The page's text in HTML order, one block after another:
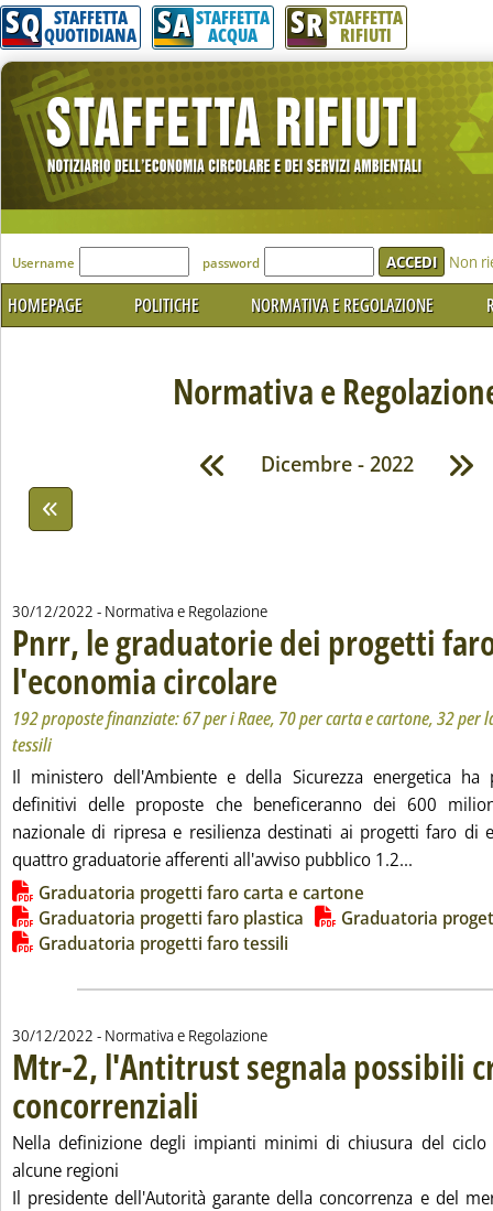
SQ STAFFETTA
QUOTIDIANA SA STAFFETTA
ACQUA SR STAFFETTA
RIFIUTI
'Modulo Login per accedere'
Username password Non
HOMEPAGE POLITICHE NORMATIVA E REGOLAZIONE
Normativa e
Dicembre - 2022
30/12/2022 - Normativa e Regolazione
Pnrr, le graduatorie dei progetti
l'economia circolare . Sottotitolo: 192 proposte finanziate:
. Pubblicata venerdì 30 dicembre 2022
192 proposte finanziate: 67 per i Raee, 70 per carta e cartone, 32 per
tessili
Il ministero dell'Ambiente e della Sicurezza energetica ha
definitivi delle proposte che beneficeranno dei 600
nazionale di ripresa e resilienza destinati ai progetti faro di
quattro graduatorie afferenti all'avviso pubblico 1.2...
Lista allegati PDF alla notizia
Graduatoria progetti faro carta e cartone
Graduatoria progetti faro plastica
Graduatoria
Graduatoria progetti faro tessili
30/12/2022 - Normativa e Regolazione
Mtr-2, l'Antitrust segnala possibili
concorrenziali . Pubblicata venerdì 30 dicembre 2022 alle 16.37.
Nella definizione degli impianti minimi di chiusura del
alcune regioni
Il presidente dell'Autorità garante della concorrenza e del